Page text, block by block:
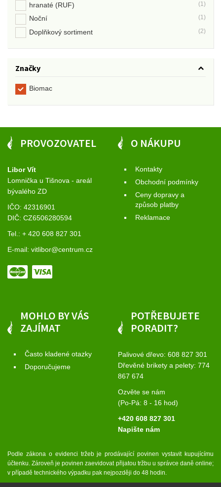
hranaté (RUF) (1)
Noční (1)
Doplňkový sortiment (2)
Značky
Biomac
PROVOZOVATEL
Libor Vít
Lomnička u Tišnova - areál
bývalého ZD
IČO: 42316901
DIČ: CZ6506280594
Tel.: + 420 608 827 301
E-mail: vitlibor@centrum.cz
O NÁKUPU
Kontakty
Obchodní podmínky
Ceny dopravy a
způsob platby
Reklamace
MOHLO BY VÁS
ZAJÍMAT
Často kladené otazky
Doporučujeme
POTŘEBUJETE
PORADIT?
Palivové dřevo: 608 827 301
Dřevěné brikety a pelety: 774
867 674
Ozvěte se nám
(Po-Pá: 8 - 16 hod)
+420 608 827 301
Napište nám
Podle zákona o evidenci tržeb je prodávající povinen vystavit kupujícímu
účtenku. Zároveň je povinen zaevidovat přijatou tržbu u správce daně online;
v případě technického výpadku pak nejpozději do 48 hodin.